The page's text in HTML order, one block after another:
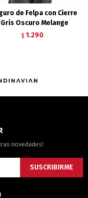
de Felpa con Cierre
Oscuro Melange
$ 1.290
novedades!
SUSCRIBIRME